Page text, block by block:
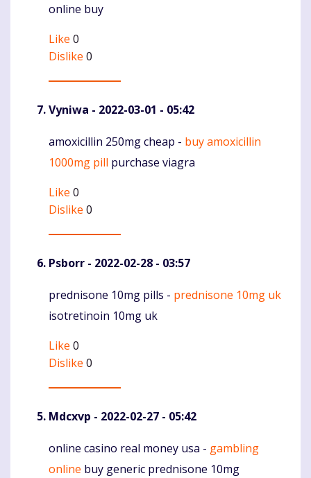
online buy
Like 0
Dislike 0
Vyniwa - 2022-03-01 - 05:42
Komentaras
amoxicillin 250mg cheap - buy amoxicillin
1000mg pill purchase viagra
Like 0
Dislike 0
Psborr - 2022-02-28 - 03:57
Komentaras
prednisone 10mg pills - prednisone 10mg uk
isotretinoin 10mg uk
Like 0
Dislike 0
Mdcxvp - 2022-02-27 - 05:42
Komentaras
online casino real money usa - gambling
online buy generic prednisone 10mg